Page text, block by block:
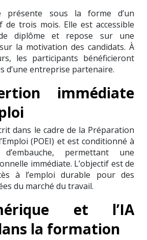
présente sous la forme d’un
de trois mois. Elle est accessible
diplôme et repose sur une
la motivation des candidats. À
les participants bénéficieront
d’une entreprise partenaire.
immédiate
dans le cadre de la Préparation
(POEI) et est conditionné à
permettant une
immédiate. L’objectif est de
à l’emploi durable pour des
du marché du travail.
et l’IA
la formation